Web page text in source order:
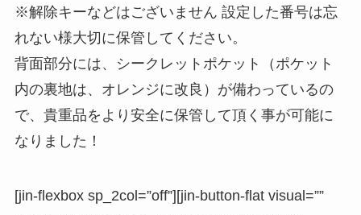
※解除キーなどはございません 設定した番号は忘
れない様大切に保管してください。
背面部分には、シークレットポケット（ポケット
内の裏地は、オレンジに改良）が備わっているの
で、貴重品をより安全に保管して頂く事が可能に
なりました！
[jin-flexbox sp_2col=”off”][jin-button-flat visual=””